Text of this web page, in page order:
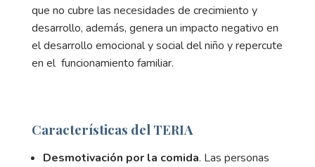
que no cubre las necesidades de crecimiento y
desarrollo, además, genera un impacto negativo en
el desarrollo emocional y social del niño y repercute
en el funcionamiento familiar.
Características del TERIA
Desmotivación por la comida. Las personas